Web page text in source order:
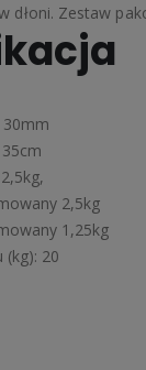
dłoni. Zestaw
30mm
2,5kg
1,25kg
(kg): 20